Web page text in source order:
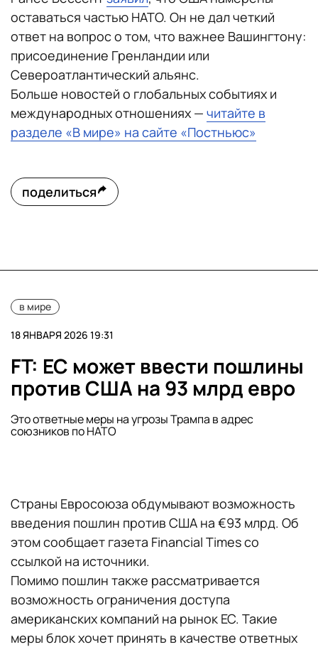
оставаться частью НАТО. Он не дал четкий
ответ на вопрос о том, что важнее Вашингтону:
присоединение Гренландии или
Североатлантический альянс.
Больше новостей о глобальных событиях и
международных отношениях — читайте в
разделе «В мире» на сайте «Постньюс»
поделиться
в мире
18 ЯНВАРЯ 2026 19:31
FT: ЕС может ввести пошлины
против США на 93 млрд евро
Это ответные меры на угрозы Трампа в адрес
союзников по НАТО
Страны Евросоюза обдумывают возможность
введения пошлин против США на €93 млрд. Об
этом сообщает газета Financial Times со
ссылкой на источники.
Помимо пошлин также рассматривается
возможность ограничения доступа
американских компаний на рынок ЕС. Такие
меры блок хочет принять в качестве ответных